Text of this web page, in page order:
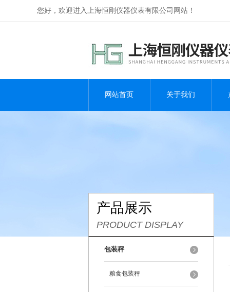
您好，欢迎进入上海恒刚仪器仪表有限公司网站！
网站首页 关于我们
产品展示
PRODUCT DISPLAY
包装秤
粮食包装秤